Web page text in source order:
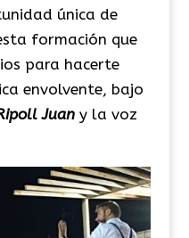
única de
formación que
para hacerte
envolvente, bajo
Juan y la voz